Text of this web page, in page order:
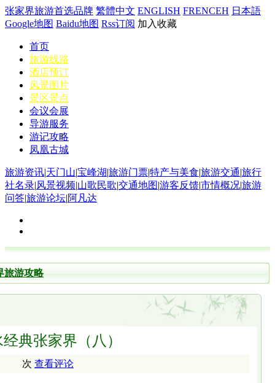
张家界旅游首选品牌 繁體中文 ENGLISH FRENCEH 日本語
Google地图 Baidu地图 Rss订阅 加入收藏
首页
旅游线路
酒店预订
风景图片
景区景点
会议会展
导游服务
游记攻略
凤凰古城
旅游资讯|天门山|宝峰湖|旅游门票|特产与美食|旅游交通|旅行
社名录|风景视频|山歌民歌|交通地图|游客反馈|市情概况|旅游
问答|旅游论坛|阿凡达
旅游攻略
典张家界（八）
次 查看评论